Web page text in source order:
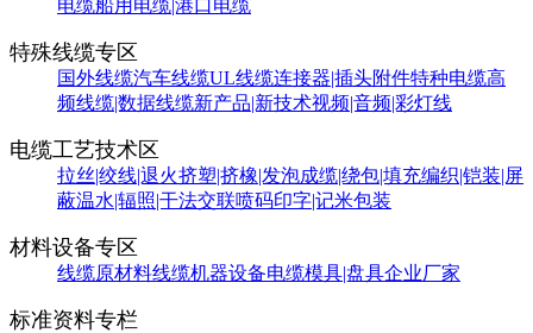
电缆船用电缆|港口电缆
特殊线缆专区
国外线缆汽车线缆UL线缆连接器|插头附件特种电缆高
频线缆|数据线缆新产品|新技术视频|音频|彩灯线
电缆工艺技术区
拉丝|绞线|退火挤塑|挤橡|发泡成缆|绕包|填充编织|铠装|屏
蔽温水|辐照|干法交联喷码印字|记米包装
材料设备专区
线缆原材料线缆机器设备电缆模具|盘具企业厂家
标准资料专栏